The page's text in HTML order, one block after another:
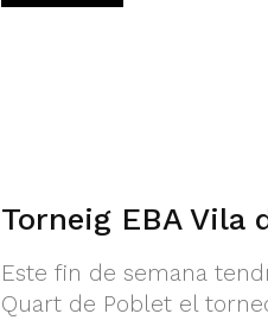
Torneig EBA Vila
Este fin de semana
Quart de Poblet el